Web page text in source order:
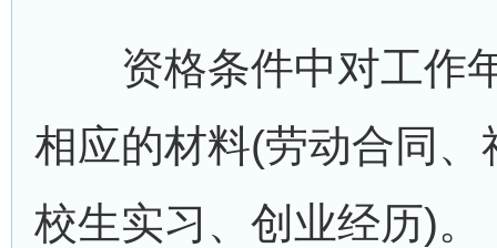
资格条件中对工作年
相应的材料(劳动合同
校生实习、创业经历)。